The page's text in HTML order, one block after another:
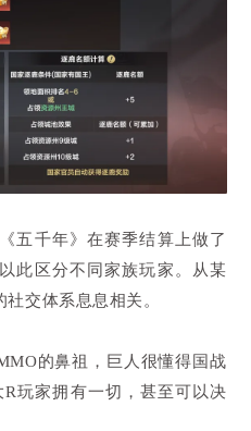
五千年》在赛季结算上做了
此区分不同家族玩家。从某
交体系息息相关。
的鼻祖，巨人很懂得国战
玩家拥有一切，甚至可以决